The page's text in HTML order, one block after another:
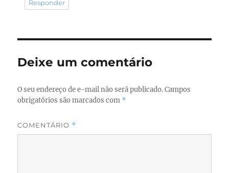
Responder
Deixe um comentário
O seu endereço de e-mail não será publicado. Campos
obrigatórios são marcados com *
COMENTÁRIO *